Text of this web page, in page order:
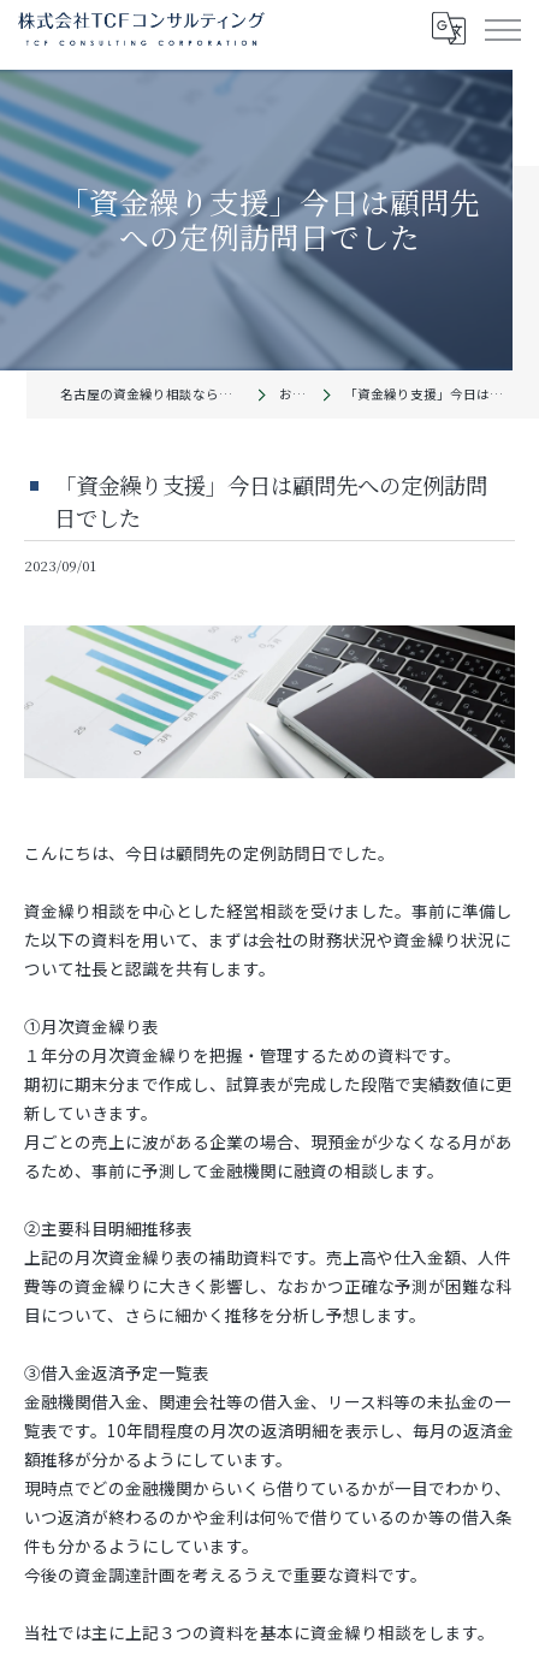
「資金繰り支援」今日は顧問先
への定例訪問日でした
名古屋の資金繰り相談なら株式会社TCFコンサルティング お知らせ 「資金繰り支援」今日は顧問先への定例訪問日でした
「資金繰り支援」今日は顧問先への定例訪問
日でした
2023/09/01
こんにちは、今日は顧問先の定例訪問日でした。
資金繰り相談を中心とした経営相談を受けました。事前に準備し
た以下の資料を用いて、まずは会社の財務状況や資金繰り状況に
ついて社長と認識を共有します。
①月次資金繰り表
１年分の月次資金繰りを把握・管理するための資料です。
期初に期末分まで作成し、試算表が完成した段階で実績数値に更
新していきます。
月ごとの売上に波がある企業の場合、現預金が少なくなる月があ
るため、事前に予測して金融機関に融資の相談します。
➁主要科目明細推移表
上記の月次資金繰り表の補助資料です。売上高や仕入金額、人件
費等の資金繰りに大きく影響し、なおかつ正確な予測が困難な科
目について、さらに細かく推移を分析し予想します。
③借入金返済予定一覧表
金融機関借入金、関連会社等の借入金、リース料等の未払金の一
覧表です。10年間程度の月次の返済明細を表示し、毎月の返済金
額推移が分かるようにしています。
現時点でどの金融機関からいくら借りているかが一目でわかり、
いつ返済が終わるのかや金利は何％で借りているのか等の借入条
件も分かるようにしています。
今後の資金調達計画を考えるうえで重要な資料です。
当社では主に上記３つの資料を基本に資金繰り相談をします。